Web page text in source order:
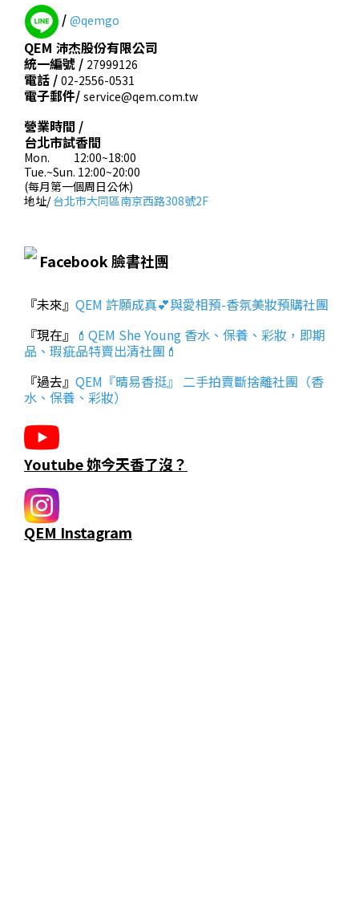
/ @qemgo
QEM 沛杰股份有限公司
統一編號 / 27999126
電話 / 02-2556-0531
電子郵件/ service@qem.com.tw
營業時間 /
台北市試香間
Mon. 12:00~18:00
Tue.~Sun. 12:00~20:00
(每月第一個周日公休)
地址/台北市大同區南京西路308號2F
Facebook 臉書社團
『未來』 QEM 許願成真💕與愛相預-香氛美妝預購社團
『現在』 💄QEM She Young 香水、保養、彩妝，即期
品、瑕疵品特賣出清社團💄
『過去』 QEM『晴易香挺』 二手拍賣斷捨離社團（香
水、保養、彩妝）
Youtube 妳今天香了沒？
QEM Instagram